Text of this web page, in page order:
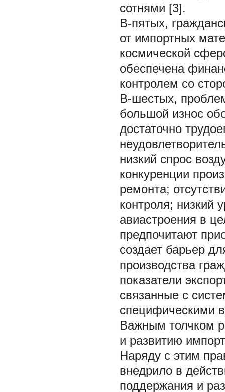
сотнями [3].
В-пятых,
от импортных
космической
обеспечена
контролем со
В-шестых,
большой износ
достаточно
низкий спрос
конкуренции
ремонта;
контроля; низкий
авиастроения в
предпочитают
создает барьер
производства
показатели
связанные с
специфическими
Важным толчком
и развитию
Наряду с этим
внедрило в
поддержания и